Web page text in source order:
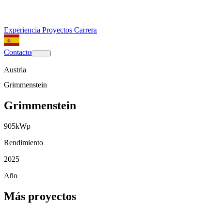
Experiencia Proyectos Carrera
Contacto
Austria
Grimmenstein
Grimmenstein
905kWp
Rendimiento
2025
Año
Más proyectos